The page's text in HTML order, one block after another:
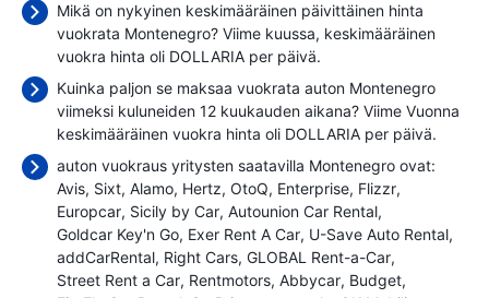
Mikä on nykyinen keskimääräinen päivittäinen hinta
vuokrata Montenegro? Viime kuussa, keskimääräinen
vuokra hinta oli DOLLARIA per päivä.
Kuinka paljon se maksaa vuokrata auton Montenegro
viimeksi kuluneiden 12 kuukauden aikana? Viime Vuonna
keskimääräinen vuokra hinta oli DOLLARIA per päivä.
auton vuokraus yritysten saatavilla Montenegro ovat:
Avis Sixt Alamo Hertz OtoQ Enterprise Flizzr
Europcar Sicily by Car Autounion Car Rental
Goldcar Key'n Go Exer Rent A Car U-Save Auto Rental
addCarRental Right Cars GLOBAL Rent-a-Car
Street Rent a Car Rentmotors Abbycar Budget